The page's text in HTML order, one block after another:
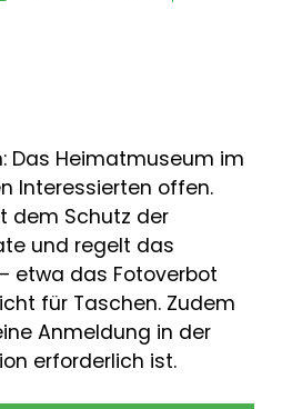
Das Heimatmuseum im
Interessierten offen.
dem Schutz der
und regelt das
etwa das Fotoverbot
für Taschen. Zudem
Anmeldung in der
erforderlich ist.